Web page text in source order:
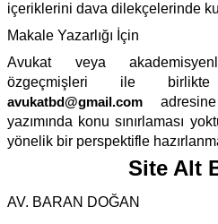
içeriklerini dava dilekçelerinde
Makale Yazarlığı İçin
Avukat veya
özgeçmişleri ile birlikte
avukatbd@gmail.com
yazımında konu sınırlaması
yönelik bir perspektifle
Site Alt
AV. BARAN DOĞAN